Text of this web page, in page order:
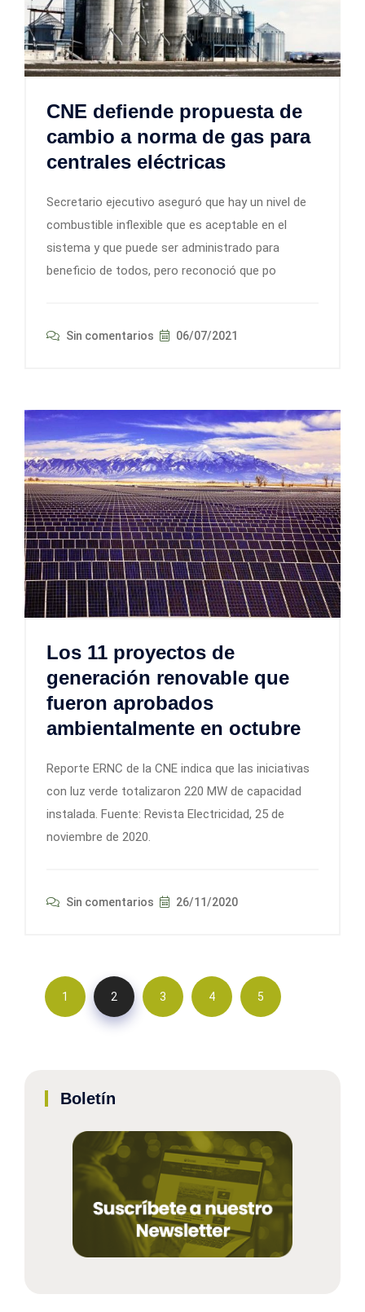
CNE defiende propuesta de
cambio a norma de gas para
centrales eléctricas
Secretario ejecutivo aseguró que hay un nivel de
combustible inflexible que es aceptable en el
sistema y que puede ser administrado para
beneficio de todos, pero reconoció que po
Sin comentarios 06/07/2021
Los 11 proyectos de
generación renovable que
fueron aprobados
ambientalmente en octubre
Reporte ERNC de la CNE indica que las iniciativas
con luz verde totalizaron 220 MW de capacidad
instalada. Fuente: Revista Electricidad, 25 de
noviembre de 2020.
Sin comentarios 26/11/2020
1 2 3 4 5
Boletín